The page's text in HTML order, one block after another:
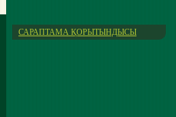
САРАПТАМА ҚОРЫТЫНДЫСЫ